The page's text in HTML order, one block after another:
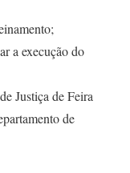
a execução do
Justiça de Feira
de